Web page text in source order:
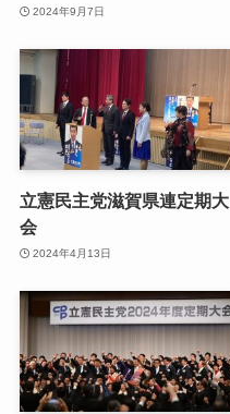
2024年9月7日
立憲民主党滋賀県連定期大
会
2024年4月13日